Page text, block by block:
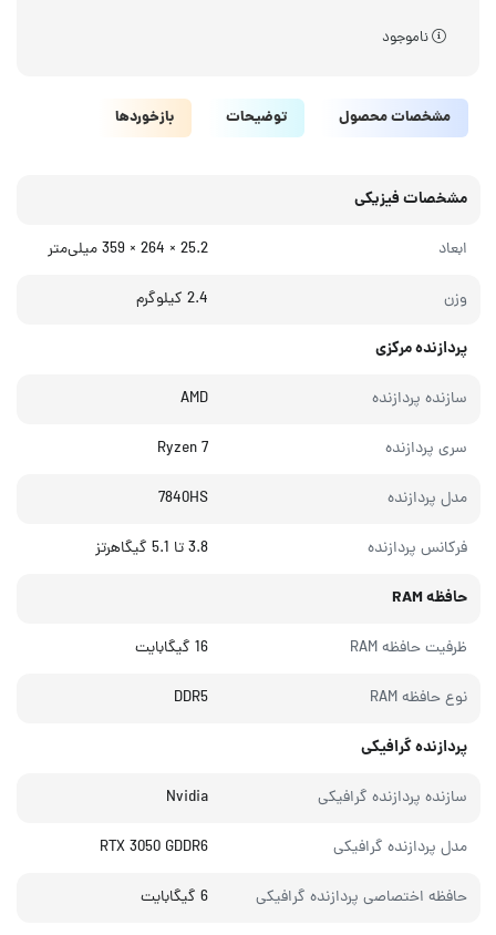
ناموجود
مشخصات محصول توضیحات بازخوردها
مشخصات فیزیکی
ابعاد 25.2 × 264 × 359 میلی‌متر
وزن 2.4 کیلوگرم
پردازنده مرکزی
سازنده پردازنده AMD
سری پردازنده Ryzen 7
مدل پردازنده 7840HS
فرکانس پردازنده 3.8 تا 5.1 گیگاهرتز
حافظه RAM
ظرفیت حافظه RAM 16 گیگابایت
نوع حافظه RAM DDR5
پردازنده گرافیکی
سازنده پردازنده گرافیکی Nvidia
مدل پردازنده گرافیکی RTX 3050 GDDR6
حافظه اختصاصی پردازنده گرافیکی 6 گیگابایت